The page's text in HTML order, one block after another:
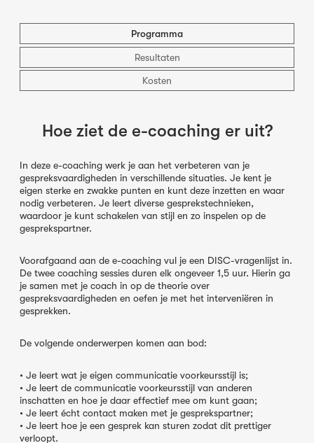
Programma
Resultaten
Kosten
Hoe ziet de e-coaching er uit?
In deze e-coaching werk je aan het verbeteren van je
gespreksvaardigheden in verschillende situaties. Je kent je
eigen sterke en zwakke punten en kunt deze inzetten en waar
nodig verbeteren. Je leert diverse gesprekstechnieken,
waardoor je kunt schakelen van stijl en zo inspelen op de
gesprekspartner.
Voorafgaand aan de e-coaching vul je een DISC-vragenlijst in.
De twee coaching sessies duren elk ongeveer 1,5 uur. Hierin ga
je samen met je coach in op de theorie over
gespreksvaardigheden en oefen je met het interveniëren in
gesprekken.
De volgende onderwerpen komen aan bod:
• Je leert wat je eigen communicatie voorkeursstijl is;
• Je leert de communicatie voorkeursstijl van anderen
inschatten en hoe je daar effectief mee om kunt gaan;
• Je leert écht contact maken met je gesprekspartner;
• Je leert hoe je een gesprek kan sturen zodat dit prettiger
verloopt.